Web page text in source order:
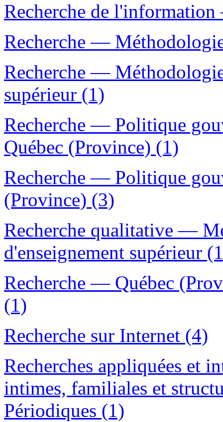
Recherche de
Recherche —
Recherche —
supérieur (1)
Recherche — Politique
Québec (Province) (1)
Recherche — Politique
(Province) (3)
Recherche qualitative —
d'enseignement supérieur
Recherche — Québec
(1)
Recherche sur Internet (4)
Recherches appliquées et
intimes, familiales et
Périodiques (1)